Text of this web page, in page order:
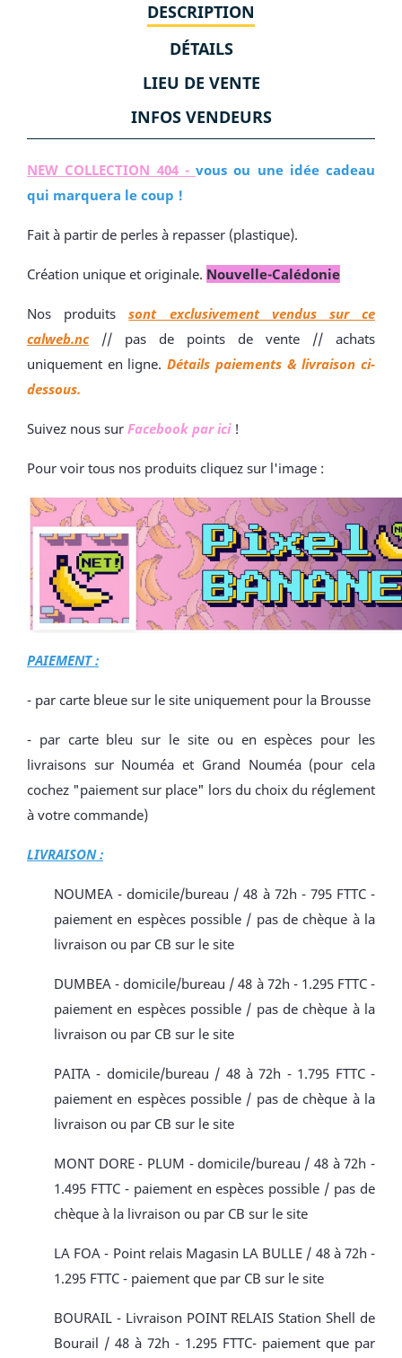
DESCRIPTION
DÉTAILS
LIEU DE VENTE
INFOS VENDEURS
NEW COLLECTION 404 - vous ou une idée cadeau
qui marquera le coup !
Fait à partir de perles à repasser (plastique).
Création unique et originale. Nouvelle-Calédonie
Nos produits
sont exclusivement vendus sur ce
calweb.nc// pas de points de vente // achats
uniquement en ligne.Détails paiements & livraison ci-
dessous.
Suivez nous sur Facebook par ici!
Pour voir tous nos produits cliquez sur l'image :
PAIEMENT :
- par carte bleue sur le site uniquement pour la Brousse
- par carte bleu sur le site ou en espèces pour les
livraisons sur Nouméa et Grand Nouméa (pour cela
cochez "paiement sur place" lors du choix du réglement
à votre commande)
LIVRAISON :
NOUMEA - domicile/bureau / 48 à 72h - 795 FTTC -
paiement en espèces possible / pas de chèque à la
livraison ou par CB sur le site
DUMBEA - domicile/bureau / 48 à 72h - 1.295 FTTC -
paiement en espèces possible / pas de chèque à la
livraison ou par CB sur le site
PAITA - domicile/bureau / 48 à 72h - 1.795 FTTC -
paiement en espèces possible / pas de chèque à la
livraison ou par CB sur le site
MONT DORE - PLUM - domicile/bureau / 48 à 72h -
1.495 FTTC - paiement en espèces possible / pas de
chèque à la livraison ou par CB sur le site
LA FOA - Point relais Magasin LA BULLE / 48 à 72h -
1.295 FTTC - paiement que par CB sur le site
BOURAIL - Livraison POINT RELAIS Station Shell de
Bourail / 48 à 72h - 1.295 FTTC- paiement que par